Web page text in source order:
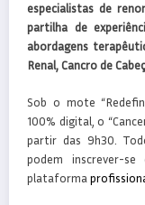
especialistas de
partilha de
abordagens
Renal, Cancro de
Sob o mote
100% digital, o
partir das 9h30.
podem inscrever-
plataforma